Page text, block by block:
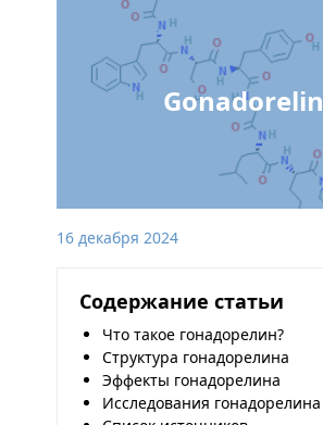
Gonadorelin
16 декабря 2024
Содержание статьи
Что такое гонадорелин?
Структура гонадорелина
Эффекты гонадорелина
Исследования гонадорелина